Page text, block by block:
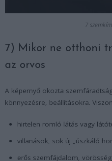
7
7) Mikor ne otthoni
az orvos
A képernyő okozta
könnyezésre, beállításokra.
hirtelen romló látás vagy
villanások, sok új „úszkáló
erős szemfájdalom,